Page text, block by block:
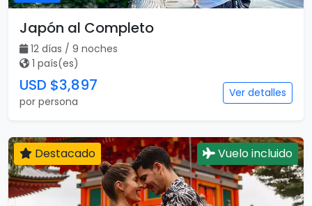
Japón al Completo
12 días / 9 noches
1 país(es)
USD $3,897
por persona
Ver detalles
Destacado Vuelo incluido